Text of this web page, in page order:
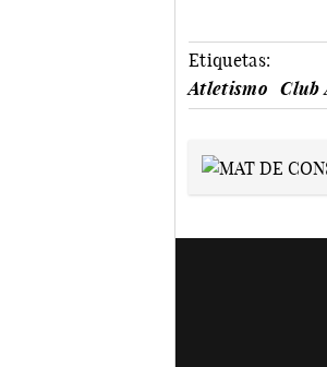
Etiquetas:
Atletismo
Club